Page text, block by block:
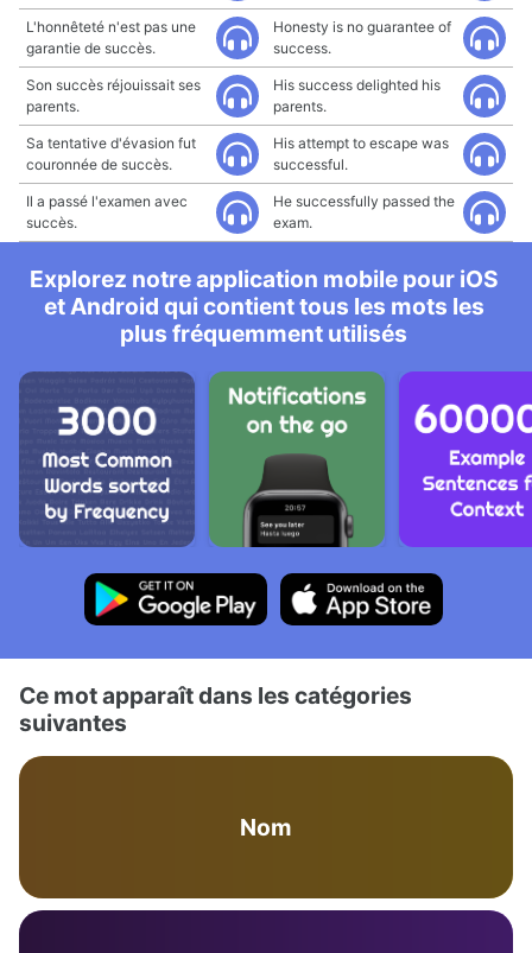
L'honnêteté n'est pas une
garantie de succès.
Honesty is no guarantee of
success.
Son succès réjouissait ses
parents.
His success delighted his
parents.
Sa tentative d'évasion fut
couronnée de succès.
His attempt to escape was
successful.
Il a passé l'examen avec
succès.
He successfully passed the
exam.
Explorez notre application mobile pour iOS
et Android qui contient tous les mots les
plus fréquemment utilisés
Ce mot apparaît dans les catégories
suivantes
Nom